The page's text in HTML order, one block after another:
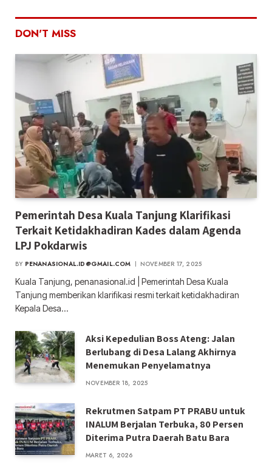
DON'T MISS
Pemerintah Desa Kuala Tanjung Klarifikasi
Terkait Ketidakhadiran Kades dalam Agenda
LPJ Pokdarwis
BY PENANASIONAL.ID@GMAIL.COM NOVEMBER 17, 2025
Kuala Tanjung, penanasional.id | Pemerintah Desa Kuala
Tanjung memberikan klarifikasi resmi terkait ketidakhadiran
Kepala Desa…
Aksi Kepedulian Boss Ateng: Jalan
Berlubang di Desa Lalang Akhirnya
Menemukan Penyelamatnya
NOVEMBER 18, 2025
Rekrutmen Satpam PT PRABU untuk
INALUM Berjalan Terbuka, 80 Persen
Diterima Putra Daerah Batu Bara
MARET 6, 2026